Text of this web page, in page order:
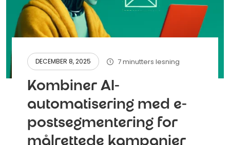
DECEMBER 8, 2025 7 minutters lesning
Kombiner AI-
automatisering med e-
postsegmentering for